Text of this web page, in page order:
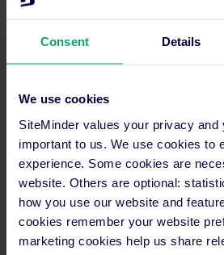
Consent Details
We use cookies
SiteMinder values your privacy and
important to us. We use cookies to
experience. Some cookies are
website. Others are optional:
how you use our website and
cookies remember your website
marketing cookies help us share
hoteleros.
SiteMinder.
En funcionamiento
días, no de meses.
Asistencia disponible